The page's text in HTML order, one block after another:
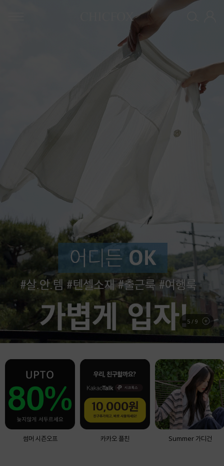
BEST ITEM
실시간 베스트 아이템
6 / 9
썸머 시즌오프 카카오 플친 Summer 가디건